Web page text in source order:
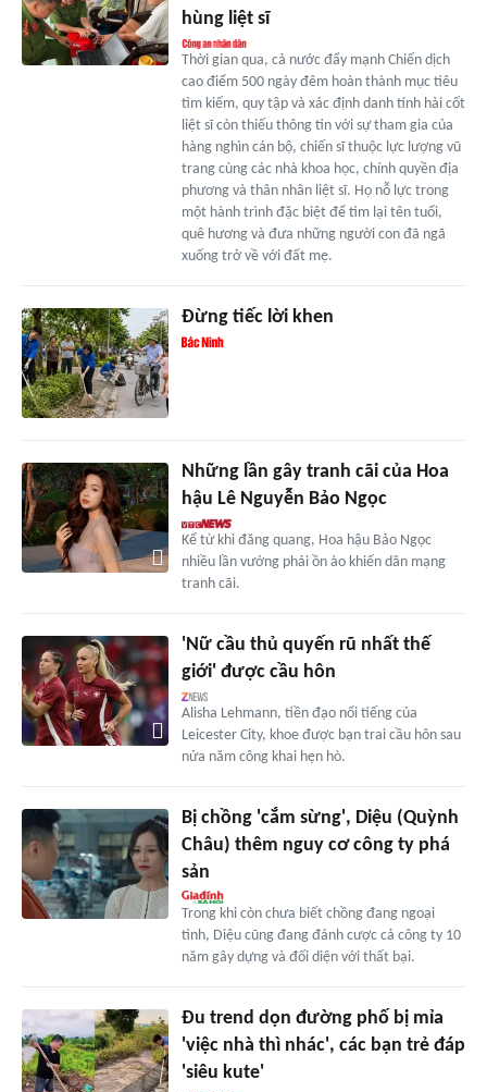
hùng liệt sĩ
Thời gian qua, cả nước đẩy mạnh Chiến dịch
cao điểm 500 ngày đêm hoàn thành mục tiêu
tìm kiếm, quy tập và xác định danh tính hài cốt
liệt sĩ còn thiếu thông tin với sự tham gia của
hàng nghìn cán bộ, chiến sĩ thuộc lực lượng vũ
trang cùng các nhà khoa học, chính quyền địa
phương và thân nhân liệt sĩ. Họ nỗ lực trong
một hành trình đặc biệt để tìm lại tên tuổi,
quê hương và đưa những người con đã ngã
xuống trở về với đất mẹ.
Đừng tiếc lời khen
Những lần gây tranh cãi của Hoa
hậu Lê Nguyễn Bảo Ngọc
Kể từ khi đăng quang, Hoa hậu Bảo Ngọc
nhiều lần vướng phải ồn ào khiến dân mạng
tranh cãi.
'Nữ cầu thủ quyến rũ nhất thế
giới' được cầu hôn
Alisha Lehmann, tiền đạo nổi tiếng của
Leicester City, khoe được bạn trai cầu hôn sau
nửa năm công khai hẹn hò.
Bị chồng 'cắm sừng', Diệu (Quỳnh
Châu) thêm nguy cơ công ty phá
sản
Trong khi còn chưa biết chồng đang ngoại
tình, Diệu cũng đang đánh cược cả công ty 10
năm gây dựng và đối diện với thất bại.
Đu trend dọn đường phố bị mỉa
'việc nhà thì nhác', các bạn trẻ đáp
'siêu kute'